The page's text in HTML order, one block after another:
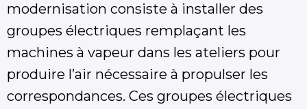
modernisation consiste à installer des
groupes électriques remplaçant les
machines à vapeur dans les ateliers pour
produire l’air nécessaire à propulser les
correspondances. Ces groupes électriques